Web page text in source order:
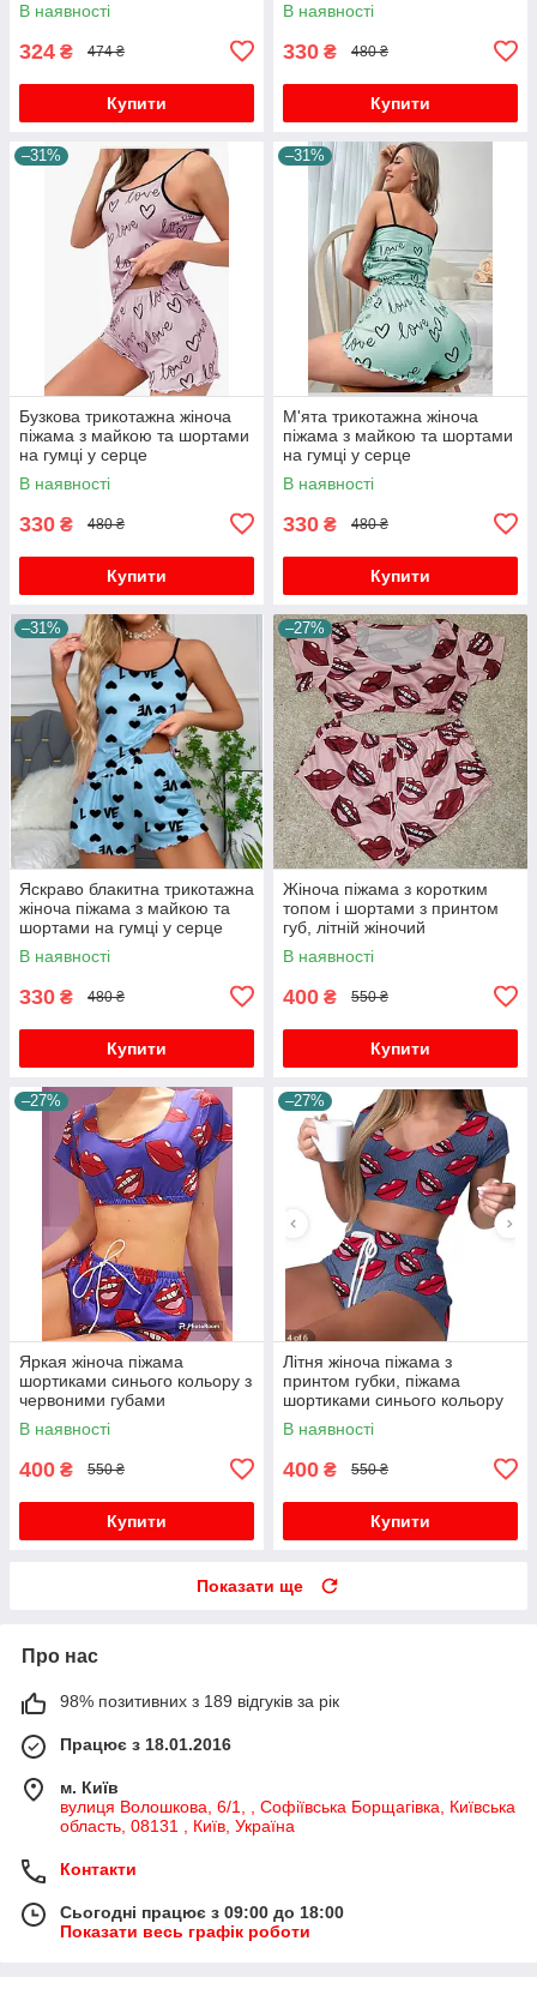
В наявності
324 ₴ 474 ₴
Купити
В наявності
330 ₴ 480 ₴
Купити
–31%
Бузкова трикотажна жіноча
піжама з майкою та шортами
на гумці у серце
В наявності
330 ₴ 480 ₴
Купити
–31%
М'ята трикотажна жіноча
піжама з майкою та шортами
на гумці у серце
В наявності
330 ₴ 480 ₴
Купити
–31%
Яскраво блакитна трикотажна
жіноча піжама з майкою та
шортами на гумці у серце
В наявності
330 ₴ 480 ₴
Купити
–27%
Жіноча піжама з коротким
топом і шортами з принтом
губ, літній жіночий
сексуальний піжамний
костюм
В наявності
400 ₴ 550 ₴
Купити
–27%
Яркая жіноча піжама
шортиками синього кольору з
червоними губами
В наявності
400 ₴ 550 ₴
Купити
–27%
Літня жіноча піжама з
принтом губки, піжама
шортиками синього кольору
жіноча
В наявності
400 ₴ 550 ₴
Купити
Показати ще
Про нас
98% позитивних з 189 відгуків за рік
Працює з 18.01.2016
м. Київ
вулиця Волошкова, 6/1, , Софіївська Борщагівка, Київська
область, 08131 , Київ, Україна
Контакти
Сьогодні працює з 09:00 до 18:00
Показати весь графік роботи